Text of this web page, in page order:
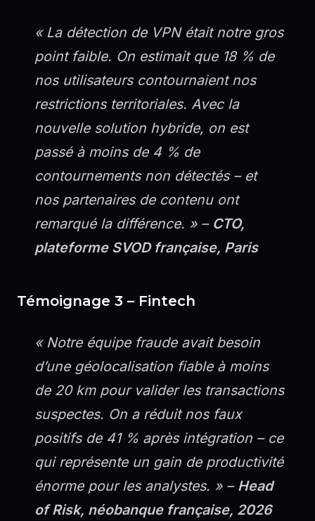
« La détection de VPN était notre gros
point faible. On estimait que 18 % de
nos utilisateurs contournaient nos
restrictions territoriales. Avec la
nouvelle solution hybride, on est
passé à moins de 4 % de
contournements non détectés – et
nos partenaires de contenu ont
remarqué la différence. » – CTO,
plateforme SVOD française, Paris
Témoignage 3 – Fintech
« Notre équipe fraude avait besoin
d’une géolocalisation fiable à moins
de 20 km pour valider les transactions
suspectes. On a réduit nos faux
positifs de 41 % après intégration – ce
qui représente un gain de productivité
énorme pour les analystes. » – Head
of Risk, néobanque française, 2026